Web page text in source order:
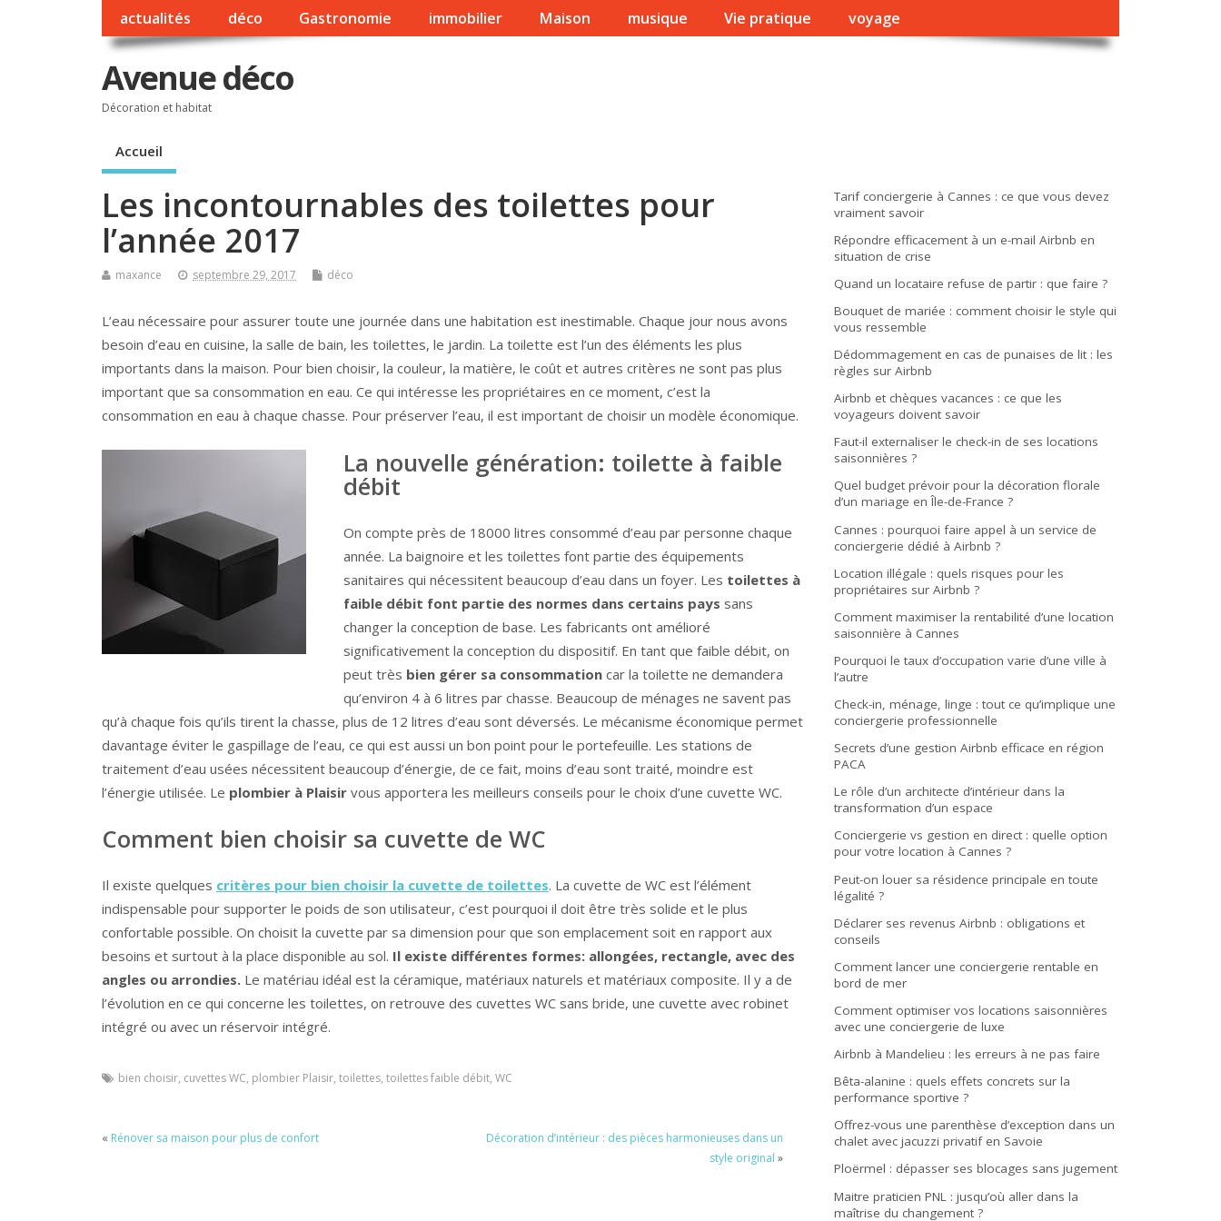
actualités déco Gastronomie immobilier Maison musique Vie pratique voyage
Avenue déco
Décoration et habitat
Accueil
Les incontournables des toilettes pour
l’année 2017
maxance septembre 29, 2017 déco
L’eau nécessaire pour assurer toute une journée dans une habitation est inestimable. Chaque jour nous avons
besoin d’eau en cuisine, la salle de bain, les toilettes, le jardin. La toilette est l’un des éléments les plus
importants dans la maison. Pour bien choisir, la couleur, la matière, le coût et autres critères ne sont pas plus
important que sa consommation en eau. Ce qui intéresse les propriétaires en ce moment, c’est la
consommation en eau à chaque chasse. Pour préserver l’eau, il est important de choisir un modèle économique.
La nouvelle génération: toilette à faible
débit
On compte près de 18000 litres consommé d’eau par personne chaque
année. La baignoire et les toilettes font partie des équipements
sanitaires qui nécessitent beaucoup d’eau dans un foyer. Les toilettes à
faible débit font partie des normes dans certains pays sans
changer la conception de base. Les fabricants ont amélioré
significativement la conception du dispositif. En tant que faible débit, on
peut très bien gérer sa consommation car la toilette ne demandera
qu’environ 4 à 6 litres par chasse. Beaucoup de ménages ne savent pas
qu’à chaque fois qu’ils tirent la chasse, plus de 12 litres d’eau sont déversés. Le mécanisme économique permet
davantage éviter le gaspillage de l’eau, ce qui est aussi un bon point pour le portefeuille. Les stations de
traitement d’eau usées nécessitent beaucoup d’énergie, de ce fait, moins d’eau sont traité, moindre est
l’énergie utilisée. Le plombier à Plaisir vous apportera les meilleurs conseils pour le choix d’une cuvette WC.
Comment bien choisir sa cuvette de WC
Il existe quelques critères pour bien choisir la cuvette de toilettes. La cuvette de WC est l’élément
indispensable pour supporter le poids de son utilisateur, c’est pourquoi il doit être très solide et le plus
confortable possible. On choisit la cuvette par sa dimension pour que son emplacement soit en rapport aux
besoins et surtout à la place disponible au sol. Il existe différentes formes: allongées, rectangle, avec des
angles ou arrondies. Le matériau idéal est la céramique, matériaux naturels et matériaux composite. Il y a de
l’évolution en ce qui concerne les toilettes, on retrouve des cuvettes WC sans bride, une cuvette avec robinet
intégré ou avec un réservoir intégré.
bien choisir, cuvettes WC, plombier Plaisir, toilettes, toilettes faible débit, WC
« Rénover sa maison pour plus de confort
Décoration d’intérieur : des pièces harmonieuses dans un
style original »
Tarif conciergerie à Cannes : ce que vous devez
vraiment savoir
Répondre efficacement à un e-mail Airbnb en
situation de crise
Quand un locataire refuse de partir : que faire ?
Bouquet de mariée : comment choisir le style qui
vous ressemble
Dédommagement en cas de punaises de lit : les
règles sur Airbnb
Airbnb et chèques vacances : ce que les
voyageurs doivent savoir
Faut-il externaliser le check-in de ses locations
saisonnières ?
Quel budget prévoir pour la décoration florale
d’un mariage en Île-de-France ?
Cannes : pourquoi faire appel à un service de
conciergerie dédié à Airbnb ?
Location illégale : quels risques pour les
propriétaires sur Airbnb ?
Comment maximiser la rentabilité d’une location
saisonnière à Cannes
Pourquoi le taux d’occupation varie d’une ville à
l’autre
Check-in, ménage, linge : tout ce qu’implique une
conciergerie professionnelle
Secrets d’une gestion Airbnb efficace en région
PACA
Le rôle d’un architecte d’intérieur dans la
transformation d’un espace
Conciergerie vs gestion en direct : quelle option
pour votre location à Cannes ?
Peut-on louer sa résidence principale en toute
légalité ?
Déclarer ses revenus Airbnb : obligations et
conseils
Comment lancer une conciergerie rentable en
bord de mer
Comment optimiser vos locations saisonnières
avec une conciergerie de luxe
Airbnb à Mandelieu : les erreurs à ne pas faire
Bêta-alanine : quels effets concrets sur la
performance sportive ?
Offrez-vous une parenthèse d’exception dans un
chalet avec jacuzzi privatif en Savoie
Ploërmel : dépasser ses blocages sans jugement
Maitre praticien PNL : jusqu’où aller dans la
maîtrise du changement ?